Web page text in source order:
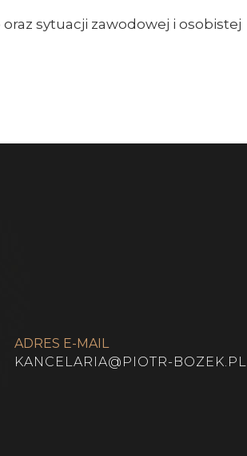
sytuacji zawodowej i osobistej
ADRES E-MAIL
KANCELARIA@PIOTR-BOZEK.PL